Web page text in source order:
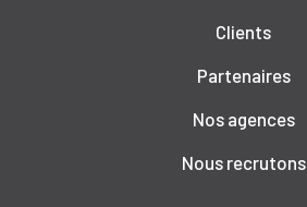
Clients
Partenaires
Nos agences
Nous recrutons